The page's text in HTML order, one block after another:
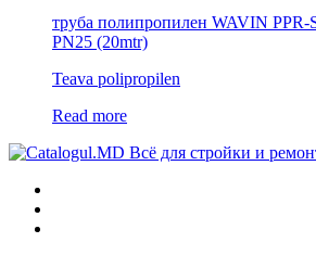
труба полипропилен WAVIN PPR-
PN25 (20mtr)
Teava polipropilen
Read more
Всё для стройки и